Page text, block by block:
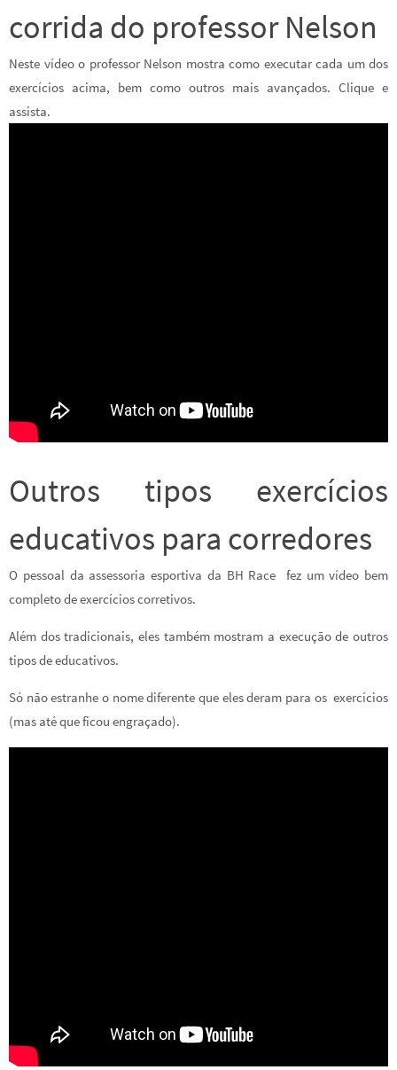
corrida do professor Nelson
Neste vídeo o professor Nelson mostra como executar cada um dos
exercícios acima, bem como outros mais avançados. Clique e
assista.
Outros tipos exercícios
educativos para corredores
O pessoal da assessoria esportiva da BH Race fez um vídeo bem
completo de exercícios corretivos.
Além dos tradicionais, eles também mostram a execução de outros
tipos de educativos.
Só não estranhe o nome diferente que eles deram para os exercícios
(mas até que ficou engraçado).